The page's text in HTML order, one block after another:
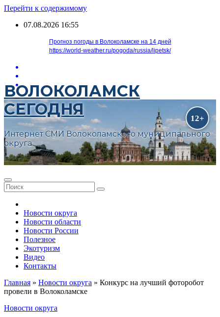
Перейти к содержимому
07.08.2026 16:55
Прогноз погоды в Волоколамске на 14 дней
https://world-weather.ru/pogoda/russia/lipetsk/
ВОЛОКОЛАМСК
СЕГОДНЯ
Интернет СМИ Волоколамского муниципального
округа
Новости округа
Новости области
Новости России
Полезное
Экотуризм
Видео
Контакты
Главная » Новости округа » Конкурс на лучший фоторобот
провели в Волоколамске
Новости округа